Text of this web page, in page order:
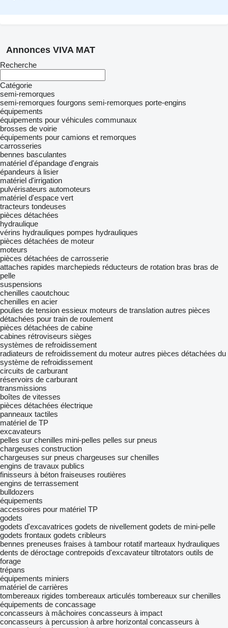
Annonces VIVA MAT
Recherche
Catégorie
semi-remorques
semi-remorques fourgons semi-remorques porte-engins
équipements
équipements pour véhicules communaux
brosses de voirie
équipements pour camions et remorques
carrosseries
bennes basculantes
matériel d'épandage d'engrais
épandeurs à lisier
matériel d'irrigation
pulvérisateurs automoteurs
matériel d'espace vert
tracteurs tondeuses
pièces détachées
hydraulique
vérins hydrauliques pompes hydrauliques
pièces détachées de moteur
moteurs
pièces détachées de carrosserie
attaches rapides marchepieds réducteurs de rotation bras bras de
pelle
suspensions
chenilles caoutchouc
chenilles en acier
poulies de tension essieux moteurs de translation autres pièces
détachées pour train de roulement
pièces détachées de cabine
cabines rétroviseurs sièges
systèmes de refroidissement
radiateurs de refroidissement du moteur autres pièces détachées du
système de refroidissement
circuits de carburant
réservoirs de carburant
transmissions
boîtes de vitesses
pièces détachées électrique
panneaux tactiles
matériel de TP
excavateurs
pelles sur chenilles mini-pelles pelles sur pneus
chargeuses construction
chargeuses sur pneus chargeuses sur chenilles
engins de travaux publics
finisseurs à béton fraiseuses routières
engins de terrassement
bulldozers
équipements
accessoires pour matériel TP
godets
godets d'excavatrices godets de nivellement godets de mini-pelle
godets frontaux godets cribleurs
bennes preneuses fraises à tambour rotatif marteaux hydrauliques
dents de déroctage contrepoids d'excavateur tiltrotators outils de
forage
trépans
équipements miniers
matériel de carrières
tombereaux rigides tombereaux articulés tombereaux sur chenilles
équipements de concassage
concasseurs à mâchoires concasseurs à impact
concasseurs à percussion à arbre horizontal concasseurs à